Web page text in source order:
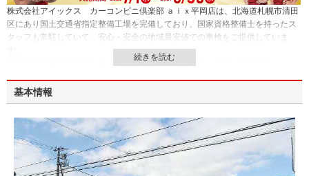
株式会社アイックス カーコンビニ倶楽部 ａｉｘ平岡店は、北海道札幌市清田
区にあり国土交通省指定整備工場を完備しており、国家資格整備士を持ったス
タッフも常駐していて、安心・安全の地域最安値での車検をご提供していま
輸入車は別途16,500円（税込）が必要となりますので、予めご了承下さい。
基本情報